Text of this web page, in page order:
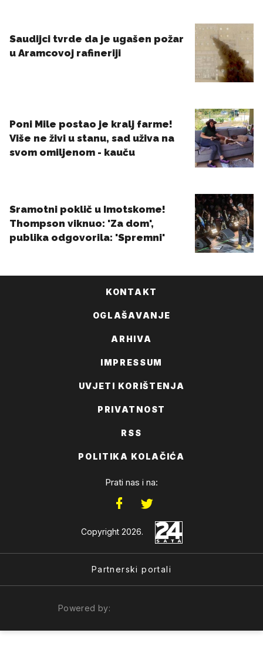
KONTAKT
OGLAŠAVANJE
ARHIVA
IMPRESSUM
UVJETI KORIŠTENJA
PRIVATNOST
RSS
POLITIKA KOLAČIĆA
Prati nas i na:
Copyright 2026.
Partnerski portali
Powered by: